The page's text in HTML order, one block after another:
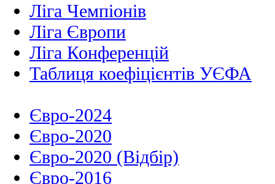
Ліга Чемпіонів
Ліга Європи
Ліга Конференцій
Таблиця коефіцієнтів УЄФА
Євро-2024
Євро-2020
Євро-2020 (Відбір)
Євро-2016